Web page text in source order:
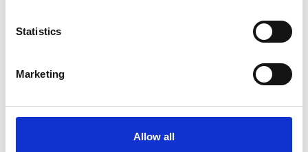
Statistics
Marketing
Allow all